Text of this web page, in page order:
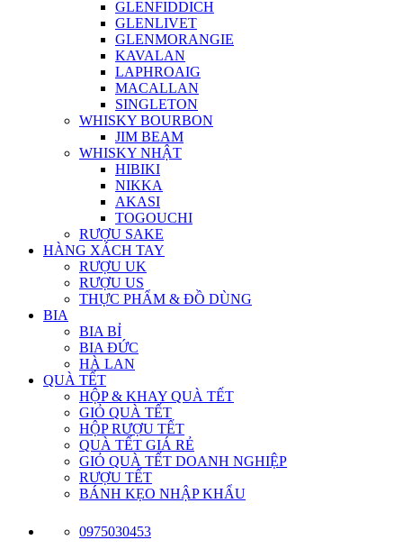
GLENFIDDICH
GLENLIVET
GLENMORANGIE
KAVALAN
LAPHROAIG
MACALLAN
SINGLETON
WHISKY BOURBON
JIM BEAM
WHISKY NHẬT
HIBIKI
NIKKA
AKASI
TOGOUCHI
RƯỢU SAKE
HÀNG XÁCH TAY
RƯỢU UK
RƯỢU US
THỰC PHẨM & ĐỒ DÙNG
BIA
BIA BỈ
BIA ĐỨC
HÀ LAN
QUÀ TẾT
HỘP & KHAY QUÀ TẾT
GIỎ QUÀ TẾT
HỘP RƯỢU TẾT
QUÀ TẾT GIÁ RẺ
GIỎ QUÀ TẾT DOANH NGHIỆP
RƯỢU TẾT
BÁNH KẸO NHẬP KHẨU
0975030453